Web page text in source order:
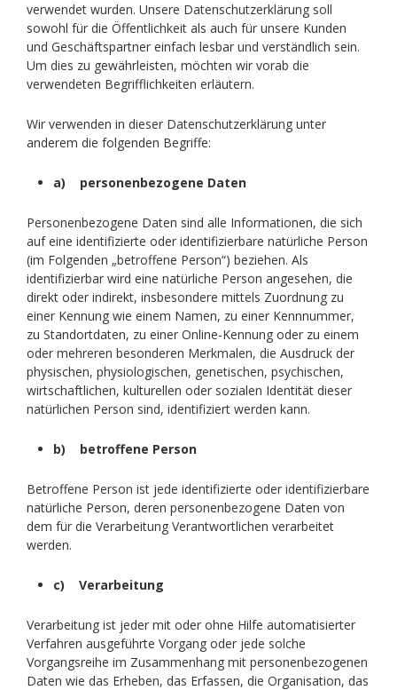
verwendet wurden. Unsere Datenschutzerklärung soll
sowohl für die Öffentlichkeit als auch für unsere Kunden
und Geschäftspartner einfach lesbar und verständlich sein.
Um dies zu gewährleisten, möchten wir vorab die
verwendeten Begrifflichkeiten erläutern.
Wir verwenden in dieser Datenschutzerklärung unter
anderem die folgenden Begriffe:
a) personenbezogene Daten
Personenbezogene Daten sind alle Informationen, die sich
auf eine identifizierte oder identifizierbare natürliche Person
(im Folgenden „betroffene Person“) beziehen. Als
identifizierbar wird eine natürliche Person angesehen, die
direkt oder indirekt, insbesondere mittels Zuordnung zu
einer Kennung wie einem Namen, zu einer Kennnummer,
zu Standortdaten, zu einer Online-Kennung oder zu einem
oder mehreren besonderen Merkmalen, die Ausdruck der
physischen, physiologischen, genetischen, psychischen,
wirtschaftlichen, kulturellen oder sozialen Identität dieser
natürlichen Person sind, identifiziert werden kann.
b) betroffene Person
Betroffene Person ist jede identifizierte oder identifizierbare
natürliche Person, deren personenbezogene Daten von
dem für die Verarbeitung Verantwortlichen verarbeitet
werden.
c) Verarbeitung
Verarbeitung ist jeder mit oder ohne Hilfe automatisierter
Verfahren ausgeführte Vorgang oder jede solche
Vorgangsreihe im Zusammenhang mit personenbezogenen
Daten wie das Erheben, das Erfassen, die Organisation, das